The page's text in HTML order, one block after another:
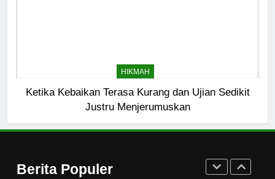
HIKMAH
Ketika Kebaikan Terasa Kurang dan Ujian Sedikit
Justru Menjerumuskan
Berita Populer
Mati
HIKMAH
1
Tolak Kekerasan Seksual di
Lingkungan Kampus dan
PENDIDIKAN ISLAM